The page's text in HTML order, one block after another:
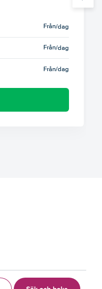
Från/dag
Från/dag
Från/dag